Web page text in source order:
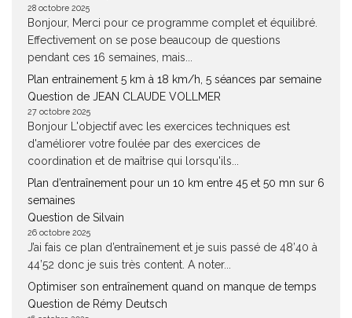
28 octobre 2025
Bonjour, Merci pour ce programme complet et équilibré.
Effectivement on se pose beaucoup de questions
pendant ces 16 semaines, mais...
Plan entrainement 5 km à 18 km/h, 5 séances par semaine
Question de JEAN CLAUDE VOLLMER
27 octobre 2025
Bonjour L'objectif avec les exercices techniques est
d'améliorer votre foulée par des exercices de
coordination et de maîtrise qui lorsqu'ils...
Plan d’entraînement pour un 10 km entre 45 et 50 mn sur 6
semaines
Question de Silvain
26 octobre 2025
J’ai fais ce plan d’entraînement et je suis passé de 48’40 à
44’52 donc je suis très content. A noter...
Optimiser son entraînement quand on manque de temps
Question de Rémy Deutsch